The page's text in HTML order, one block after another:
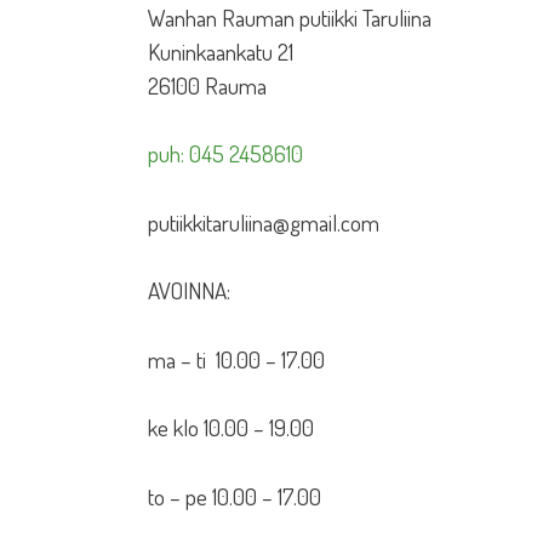
Wanhan Rauman putiikki Taruliina
Kuninkaankatu 21
26100 Rauma
puh: 045 2458610
putiikkitaruliina@gmail.com
AVOINNA:
ma – ti 10.00 – 17.00
ke klo 10.00 – 19.00
to – pe 10.00 – 17.00